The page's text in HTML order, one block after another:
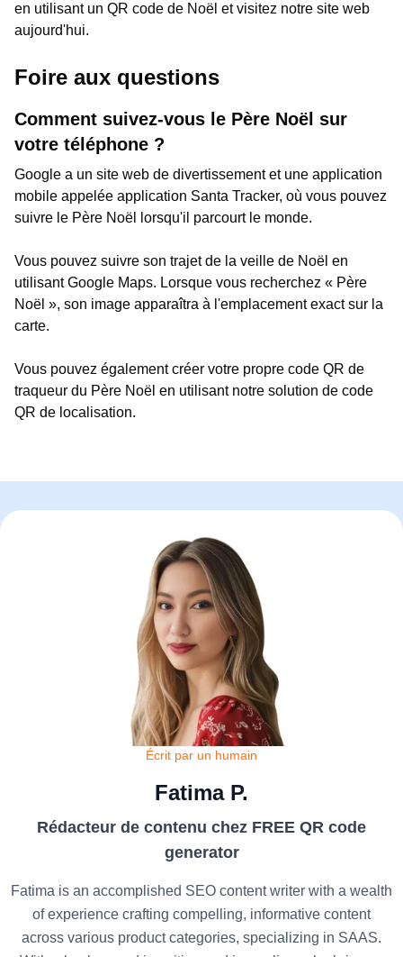
en utilisant un QR code de Noël et visitez notre site web
aujourd'hui.
Foire aux questions
Comment suivez-vous le Père Noël sur
votre téléphone ?
Google a un site web de divertissement et une application
mobile appelée application Santa Tracker, où vous pouvez
suivre le Père Noël lorsqu'il parcourt le monde.
Vous pouvez suivre son trajet de la veille de Noël en
utilisant Google Maps. Lorsque vous recherchez « Père
Noël », son image apparaîtra à l'emplacement exact sur la
carte.
Vous pouvez également créer votre propre code QR de
traqueur du Père Noël en utilisant notre solution de code
QR de localisation.
Écrit par un humain
Fatima P.
Rédacteur de contenu chez FREE QR code
generator
Fatima is an accomplished SEO content writer with a wealth
of experience crafting compelling, informative content
across various product categories, specializing in SAAS.